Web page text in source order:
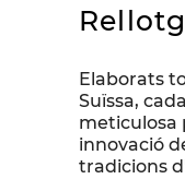
Elaborats
Suïssa,
meticulosa
innovació
tradicions